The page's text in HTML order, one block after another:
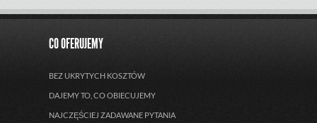
CO OFERUJEMY
BEZ UKRYTYCH KOSZTÓW
DAJEMY TO, CO OBIECUJEMY
NAJCZĘŚCIEJ ZADAWANE PYTANIA